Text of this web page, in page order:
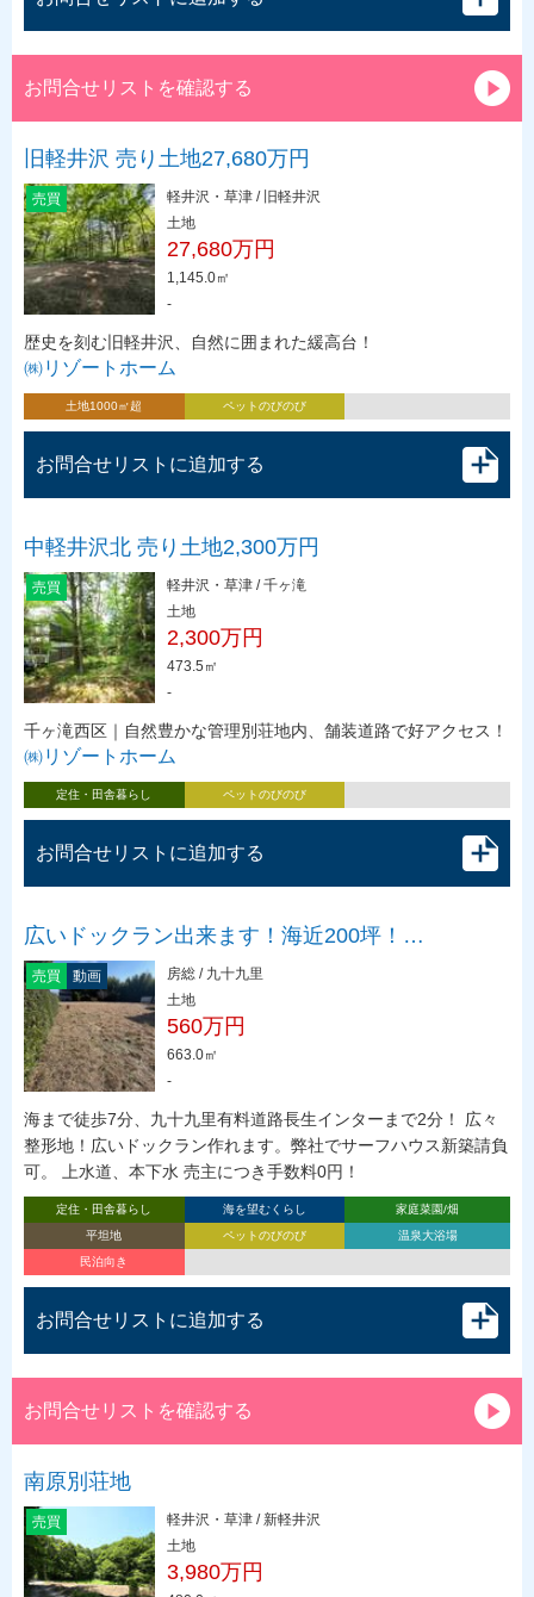
お問合せリストを確認する
旧軽井沢 売り土地27,680万円
売買
軽井沢・草津 / 旧軽井沢
土地
27,680万円
1,145.0㎡
-
歴史を刻む旧軽井沢、自然に囲まれた緩高台！
㈱リゾートホーム
土地1000㎡超 ペットのびのび
お問合せリストに追加する
中軽井沢北 売り土地2,300万円
売買
軽井沢・草津 / 千ヶ滝
土地
2,300万円
473.5㎡
-
千ヶ滝西区｜自然豊かな管理別荘地内、舗装道路で好アクセス！
㈱リゾートホーム
定住・田舎暮らし ペットのびのび
お問合せリストに追加する
広いドックラン出来ます！海近200坪！…
売買 動画
房総 / 九十九里
土地
560万円
663.0㎡
-
海まで徒歩7分、九十九里有料道路長生インターまで2分！ 広々
整形地！広いドックラン作れます。弊社でサーフハウス新築請負
可。 上水道、本下水 売主につき手数料0円！
定住・田舎暮らし 海を望むくらし
家庭菜園/畑
平坦地
ペットのびのび
温泉大浴場
民泊向き
お問合せリストに追加する
お問合せリストを確認する
南原別荘地
売買
軽井沢・草津 / 新軽井沢
土地
3,980万円